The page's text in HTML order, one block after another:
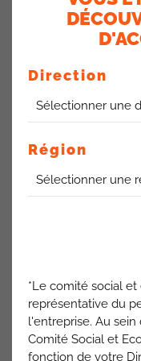
La Direction nous
salue l’affectation
Cette solution était
et la réactivité
nouvelles
classification pour le
Inquiets du départ
Responsable du Pôle
mise en place en cas
équipes. De plus,
du site entraîne le
Direction
Région
*Le comité social et
représentative du
l'entreprise. Au sein
Comité Social et
fonction de votre